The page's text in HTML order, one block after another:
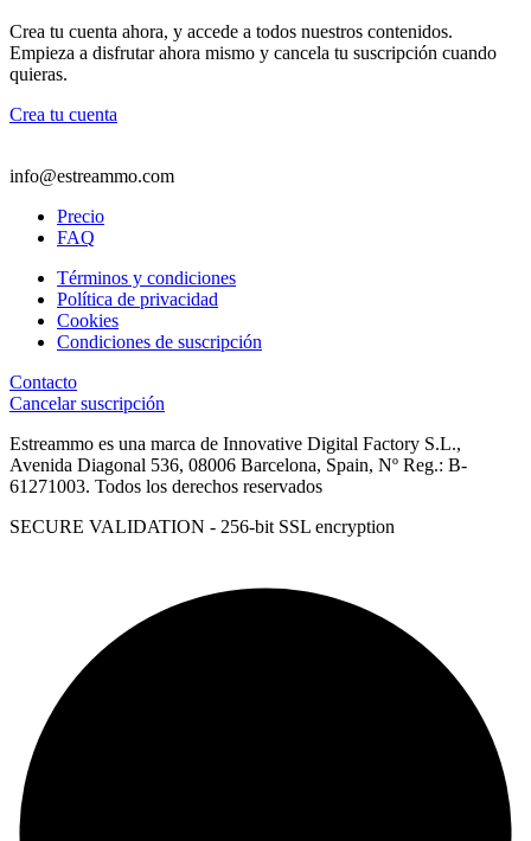
Crea tu cuenta ahora, y accede a todos nuestros contenidos.
Empieza a disfrutar ahora mismo y cancela tu suscripción cuando
quieras.
Crea tu cuenta
info@estreammo.com
Precio
FAQ
Términos y condiciones
Política de privacidad
Cookies
Condiciones de suscripción
Contacto
Cancelar suscripción
Estreammo es una marca de Innovative Digital Factory S.L.,
Avenida Diagonal 536, 08006 Barcelona, Spain, Nº Reg.: B-
61271003. Todos los derechos reservados
SECURE VALIDATION - 256-bit SSL encryption